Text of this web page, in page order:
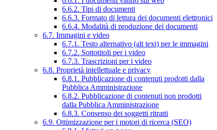
6.6.2. Tipi di documenti
6.6.3. Formato di lettura dei documenti elettronici
6.6.4. Modalità di produzione dei documenti
6.7. Immagini e video
6.7.1. Testo alternativo (alt text) per le immagini
6.7.2. Sottotitoli per i video
6.7.3. Trascrizioni per i video
6.8. Proprietà intellettuale e privacy
6.8.1. Pubblicazione di contenuti prodotti dalla
Pubblica Amministrazione
6.8.2. Pubblicazione di contenuti non prodotti
dalla Pubblica Amministrazione
6.8.3. Consenso dei soggetti ritratti
6.9. Ottimizzazione per i motori di ricerca (SEO)